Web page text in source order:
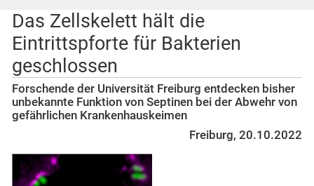
Das Zellskelett hält die
Eintrittspforte für Bakterien
geschlossen
Forschende der Universität Freiburg entdecken bisher
unbekannte Funktion von Septinen bei der Abwehr von
gefährlichen Krankenhauskeimen
Freiburg, 20.10.2022